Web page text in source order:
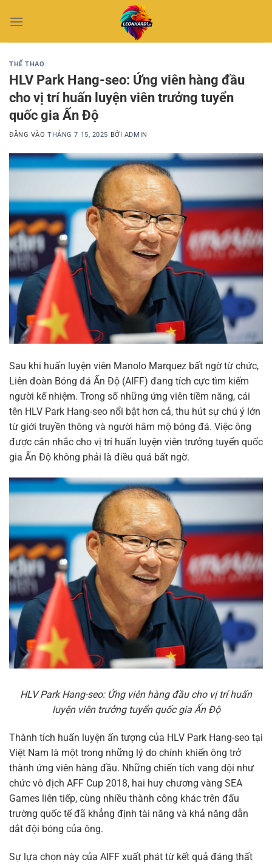
qua
THỂ THAO
HLV Park Hang-seo: Ứng viên hàng đầu
cho vị trí huấn luyện viên trưởng tuyển
quốc gia Ấn Độ
ĐĂNG VÀOTHÁNG 7 15, 2025 BỞI ADMIN
Sau khi huấn luyện viên Manolo Marquez bất ngờ từ chức,
Liên đoàn Bóng đá Ấn Độ (AIFF) đang tích cực tìm kiếm
người kế nhiệm. Trong số những ứng viên tiềm năng, cái
tên HLV Park Hang-seo nổi bật hơn cả, thu hút sự chú ý lớn
từ giới truyền thông và người hâm mộ bóng đá. Việc ông
được cân nhắc cho vị trí huấn luyện viên trưởng tuyển quốc
gia Ấn Độ không phải là điều quá bất ngờ.
HLV Park Hang-seo: Ứng viên hàng đầu cho vị trí huấn
luyện viên trưởng tuyển quốc gia Ấn Độ
Thành tích huấn luyện ấn tượng của HLV Park Hang-seo tại
Việt Nam là một trong những lý do chính khiến ông trở
thành ứng viên hàng đầu. Những chiến tích vang dội như
chức vô địch AFF Cup 2018, hai huy chương vàng SEA
Games liên tiếp, cùng nhiều thành công khác trên đấu
trường quốc tế đã khẳng định tài năng và khả năng dẫn
dắt đội bóng của ông.
Sự lựa chọn này của AIFF xuất phát từ kết quả đáng thất